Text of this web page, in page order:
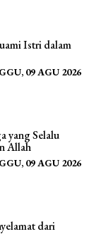
Istri dalam
09 AGU 2026
yang Selalu
Allah
09 AGU 2026
dari